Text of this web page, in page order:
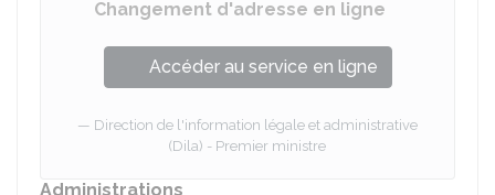
Changement d'adresse en ligne
Accéder au service en ligne
Direction de l'information légale et administrative
(Dila) - Premier ministre
Administrations